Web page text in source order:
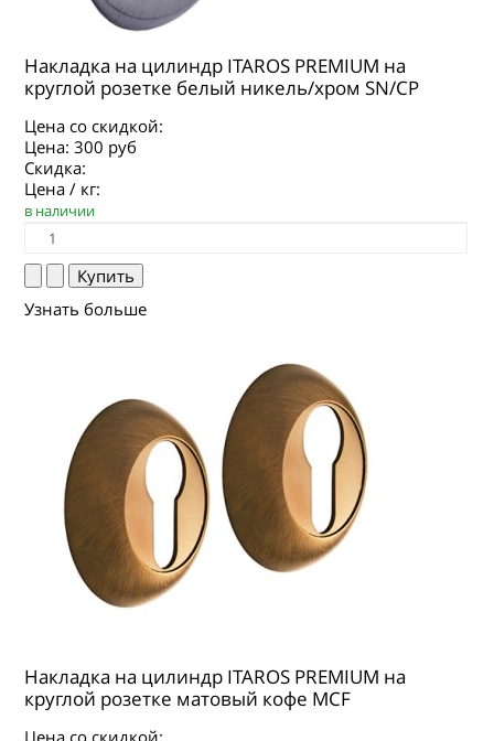
Накладка на цилиндр ITAROS PREMIUM на
круглой розетке белый никель/хром SN/CP
Цена со скидкой:
Цена:300 руб
Скидка:
Цена / кг:
в наличии
Узнать больше
Накладка на цилиндр ITAROS PREMIUM на
круглой розетке матовый кофе MCF